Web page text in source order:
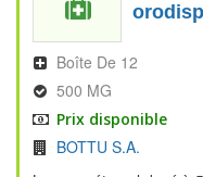
Boîte De 12
500 MG
Prix disponible
BOTTU S.A.